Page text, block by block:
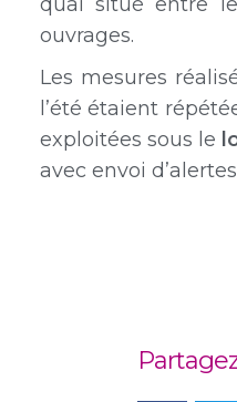
ouvrages.
Les mesures
l’été étaient
exploitées sous le
avec envoi